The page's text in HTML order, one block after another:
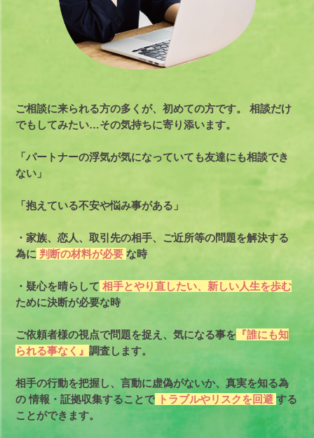
ご相談に来られる方の多くが、初めての方です。
相談だけ
でもしてみたい…その気持ちに寄り添います。
「パートナーの浮気が気になっていても友達にも相談でき
ない」
「抱えている不安や悩み事がある」
・家族、恋人、取引先の相手、ご近所等の問題を解決する
為に 判断の材料が必要な時
・疑心を晴らして 相手とやり直したい、新しい人生を歩む
ために決断が必要な時
ご依頼者様の視点で問題を捉え、気になる事を 『誰にも知
られる事なく』調査します。
相手の行動を把握し、言動に虚偽がないか、真実を知る為
の情報・証拠収集することで トラブルやリスクを回避する
ことができます。